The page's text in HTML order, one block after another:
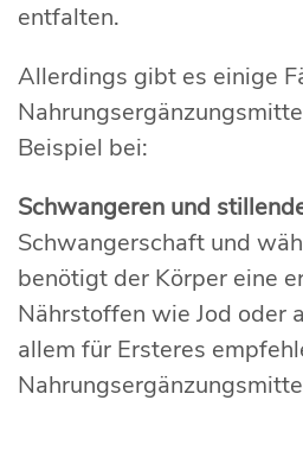
entfalten.
Allerdings gibt es einige
Beispiel bei:
Schwangeren und
Schwangerschaft und
benötigt der Körper eine
Nährstoffen wie Jod oder
allem für Ersteres